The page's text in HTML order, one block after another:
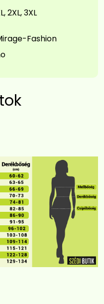
2XL, 3XL
Fashion